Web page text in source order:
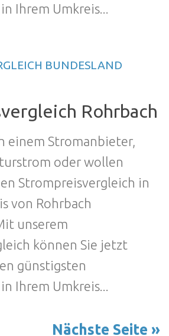
Ihrem Umkreis...
BUNDESLAND
Rohrbach
einem Stromanbieter,
oder wollen
Strompreisvergleich in
von Rohrbach
unserem
können Sie jetzt
günstigsten
Ihrem Umkreis...
Nächste Seite »